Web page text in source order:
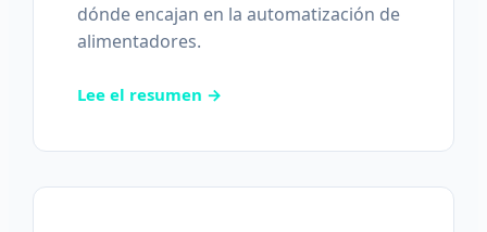
dónde encajan en la automatización de
alimentadores.
Lee el resumen →